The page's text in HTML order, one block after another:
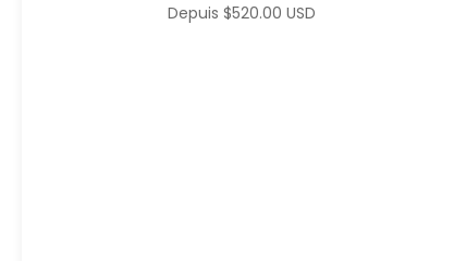
Depuis $520.00 USD